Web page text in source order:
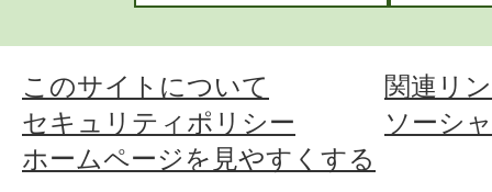
このサイトについて
関連リ
セキュリティポリシー
ソーシ
ホームページを見やすくする